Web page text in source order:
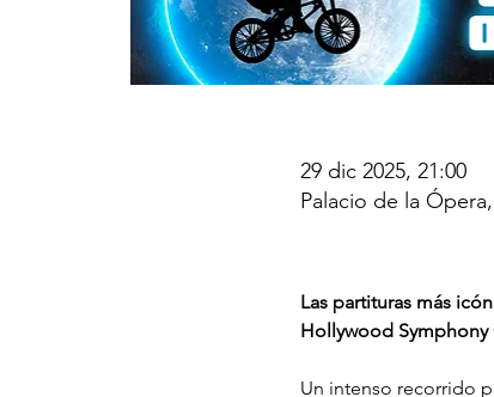
29 dic 2025, 21:00
Palacio de la
Las partituras más
Hollywood Symphony
Un intenso recorrido